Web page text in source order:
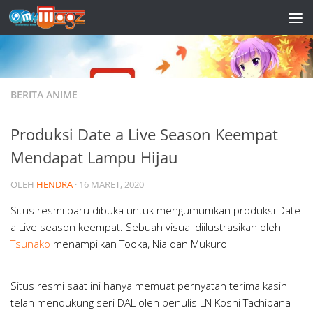
Skip to content
BERITA ANIME
Produksi Date a Live Season Keempat
Mendapat Lampu Hijau
OLEH HENDRA · 16 MARET, 2020
Situs resmi baru dibuka untuk mengumumkan produksi Date
a Live season keempat. Sebuah visual diilustrasikan oleh
Tsunako menampilkan Tooka, Nia dan Mukuro
Situs resmi saat ini hanya memuat pernyatan terima kasih
telah mendukung seri DAL oleh penulis LN Koshi Tachibana